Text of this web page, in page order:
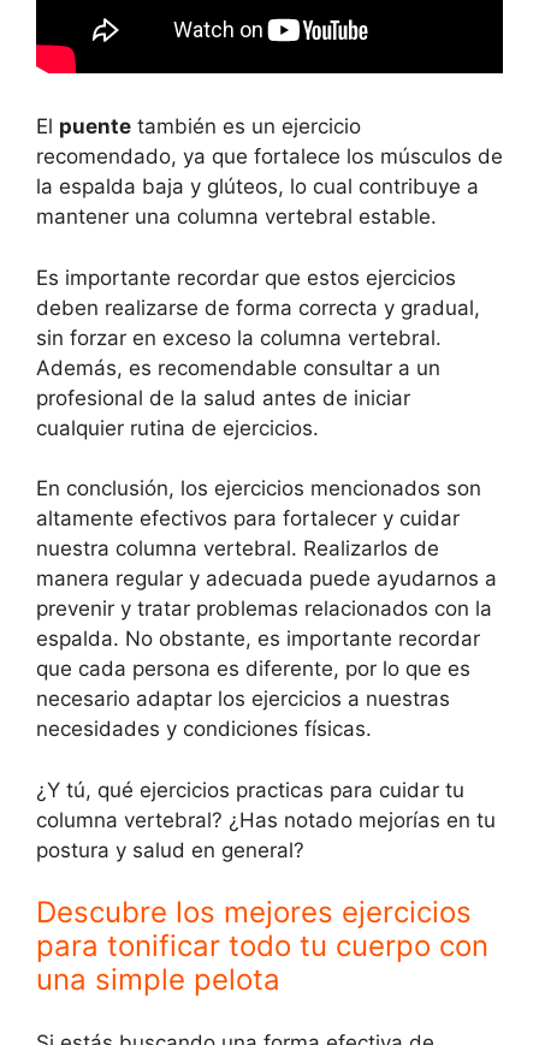
El puente también es un ejercicio
recomendado, ya que fortalece los músculos de
la espalda baja y glúteos, lo cual contribuye a
mantener una columna vertebral estable.
Es importante recordar que estos ejercicios
deben realizarse de forma correcta y gradual,
sin forzar en exceso la columna vertebral.
Además, es recomendable consultar a un
profesional de la salud antes de iniciar
cualquier rutina de ejercicios.
En conclusión, los ejercicios mencionados son
altamente efectivos para fortalecer y cuidar
nuestra columna vertebral. Realizarlos de
manera regular y adecuada puede ayudarnos a
prevenir y tratar problemas relacionados con la
espalda. No obstante, es importante recordar
que cada persona es diferente, por lo que es
necesario adaptar los ejercicios a nuestras
necesidades y condiciones físicas.
¿Y tú, qué ejercicios practicas para cuidar tu
columna vertebral? ¿Has notado mejorías en tu
postura y salud en general?
Descubre los mejores ejercicios
para tonificar todo tu cuerpo con
una simple pelota